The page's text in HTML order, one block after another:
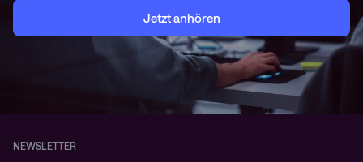
Jetzt anhören
NEWSLETTER